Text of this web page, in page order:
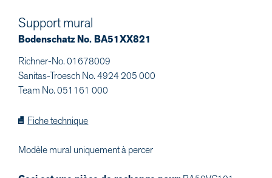
Support mural
Bodenschatz No. BA51XX821
Richner-No. 01678009
Sanitas-Troesch No. 4924 205 000
Team No. 051161 000
Fiche technique
Modèle mural uniquement à percer